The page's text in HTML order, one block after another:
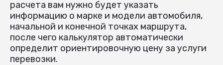
расчета вам нужно будет указать
информацию о марке и модели автомобиля,
начальной и конечной точках маршрута,
после чего калькулятор автоматически
определит ориентировочную цену за услуги
перевозки.